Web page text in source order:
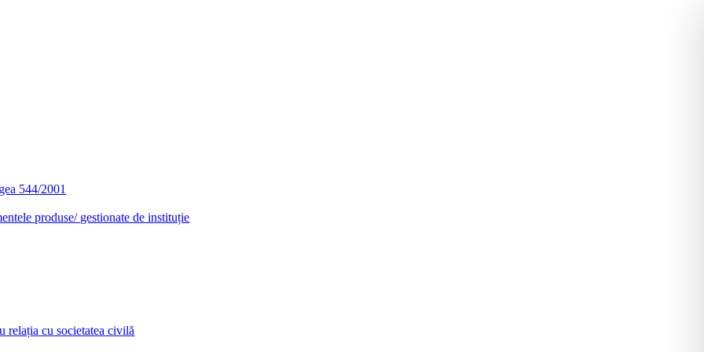
544/2001
produse/ gestionate de instituție
relația cu societatea civilă